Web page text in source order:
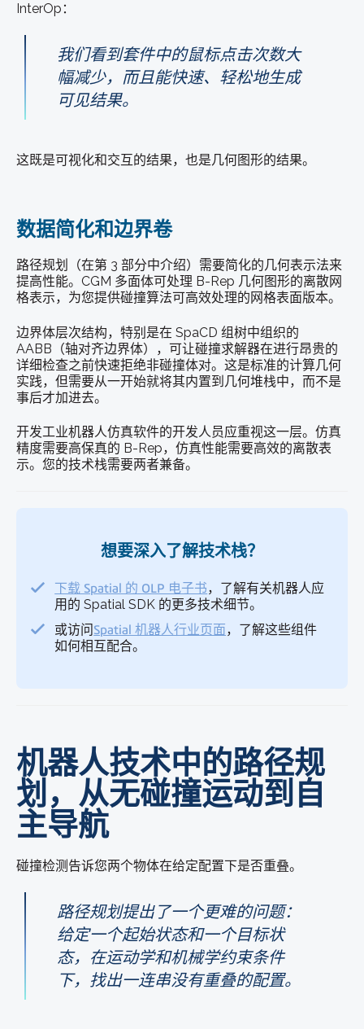
InterOp：
我们看到套件中的鼠标点击次数大
幅减少，而且能快速、轻松地生成
可见结果。
这既是可视化和交互的结果，也是几何图形的结果。
数据简化和边界卷
路径规划（在第 3 部分中介绍）需要简化的几何表示法来
提高性能。CGM 多面体可处理 B-Rep 几何图形的离散网
格表示，为您提供碰撞算法可高效处理的网格表面版本。
边界体层次结构，特别是在 SpaCD 组树中组织的
AABB（轴对齐边界体），可让碰撞求解器在进行昂贵的
详细检查之前快速拒绝非碰撞体对。这是标准的计算几何
实践，但需要从一开始就将其内置到几何堆栈中，而不是
事后才加进去。
开发工业机器人仿真软件的开发人员应重视这一层。仿真
精度需要高保真的 B-Rep，仿真性能需要高效的离散表
示。您的技术栈需要两者兼备。
想要深入了解技术栈？
下载 Spatial 的 OLP 电子书，了解有关机器人应
用的 Spatial SDK 的更多技术细节。
或访问Spatial 机器人行业页面，了解这些组件
如何相互配合。
机器人技术中的路径规
划，从无碰撞运动到自
主导航
碰撞检测告诉您两个物体在给定配置下是否重叠。
路径规划提出了一个更难的问题：
给定一个起始状态和一个目标状
态，在运动学和机械学约束条件
下，找出一连串没有重叠的配置。